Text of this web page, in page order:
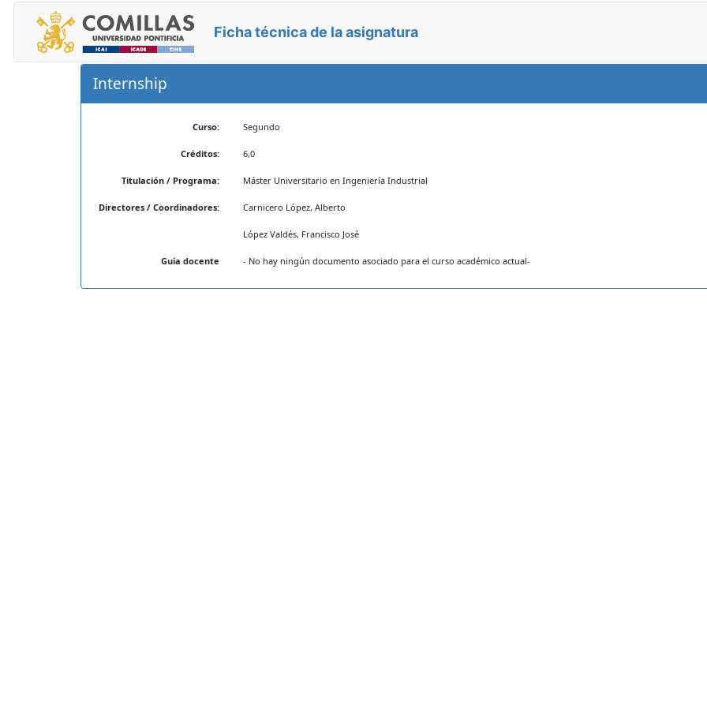
Ficha técnica de la asignatura
Internship
Curso: Segundo
Créditos: 6,0
Titulación / Programa: Máster Universitario en Ingeniería Industrial
Directores / Coordinadores: Carnicero López, Alberto
López Valdés, Francisco José
Guía docente - No hay ningún documento asociado para el curso académico actual-